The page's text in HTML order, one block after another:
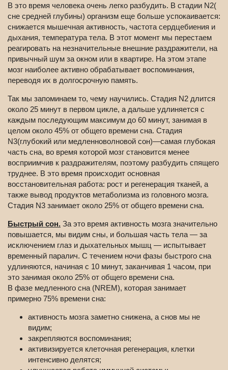
В это время человека очень легко разбудить. В стадии N2(
сне средней глубины) организм еще больше успокаивается:
снижается мышечная активность, частота сердцебиения и
дыхания, температура тела. В этот момент мы перестаем
реагировать на незначительные внешние раздражители, на
привычный шум за окном или в квартире. На этом этапе
мозг наиболее активно обрабатывает воспоминания,
переводя их в долгосрочную память.
Так мы запоминаем то, чему научились. Стадия N2 длится
около 25 минут в первом цикле, а дальше удлиняется с
каждым последующим максимум до 60 минут, занимая в
целом около 45% от общего времени сна. Стадия
N3(глубокий или медленноволновой сон)—самая глубокая
часть сна, во время которой мозг становится менее
восприимчив к раздражителям, поэтому разбудить спящего
труднее. В это время происходит основная
восстановительная работа: рост и регенерация тканей, а
также вывод продуктов метаболизма из головного мозга.
Стадия N3 занимает около 25% от общего времени сна.
Быстрый сон. За это время активность мозга значительно
повышается, мы видим сны, и большая часть тела — за
исключением глаз и дыхательных мышц — испытывает
временный паралич. С течением ночи фазы быстрого сна
удлиняются, начиная с 10 минут, заканчивая 1 часом, при
это занимая около 25% от общего времени сна.
В фазе медленного сна (NREM), которая занимает
примерно 75% времени сна:
активность мозга заметно снижена, а снов мы не
видим;
закрепляются воспоминания;
активизируется клеточная регенерация, клетки
интенсивно делятся;